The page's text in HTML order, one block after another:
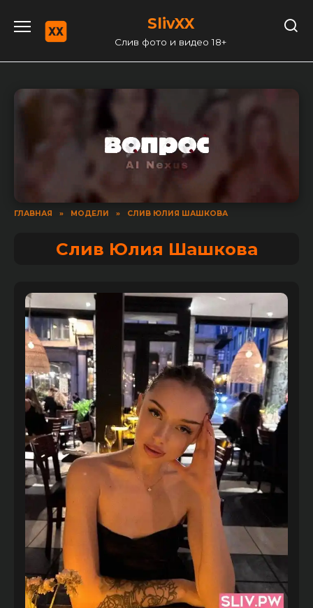
содержанию
SlivXX
Слив фото и видео 18+
ГЛАВНАЯ » МОДЕЛИ » СЛИВ ЮЛИЯ ШАШКОВА
Слив Юлия Шашкова